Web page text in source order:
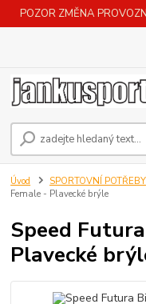
POZOR ZMĚNA
Úvod SPORTOVNÍ POTŘEBY
Female - Plavecké brýle
Speed
Plavecké